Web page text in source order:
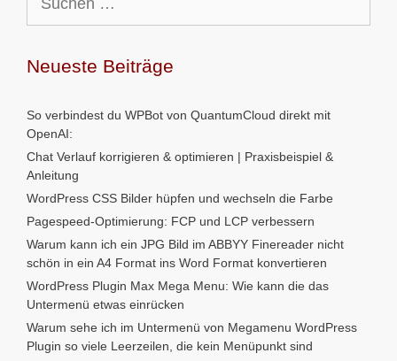
nach:
Neueste Beiträge
So verbindest du WPBot von QuantumCloud direkt mit
OpenAI:
Chat Verlauf korrigieren & optimieren | Praxisbeispiel &
Anleitung
WordPress CSS Bilder hüpfen und wechseln die Farbe
Pagespeed-Optimierung: FCP und LCP verbessern
Warum kann ich ein JPG Bild im ABBYY Finereader nicht
schön in ein A4 Format ins Word Format konvertieren
WordPress Plugin Max Mega Menu: Wie kann die das
Untermenü etwas einrücken
Warum sehe ich im Untermenü von Megamenu WordPress
Plugin so viele Leerzeilen, die kein Menüpunkt sind